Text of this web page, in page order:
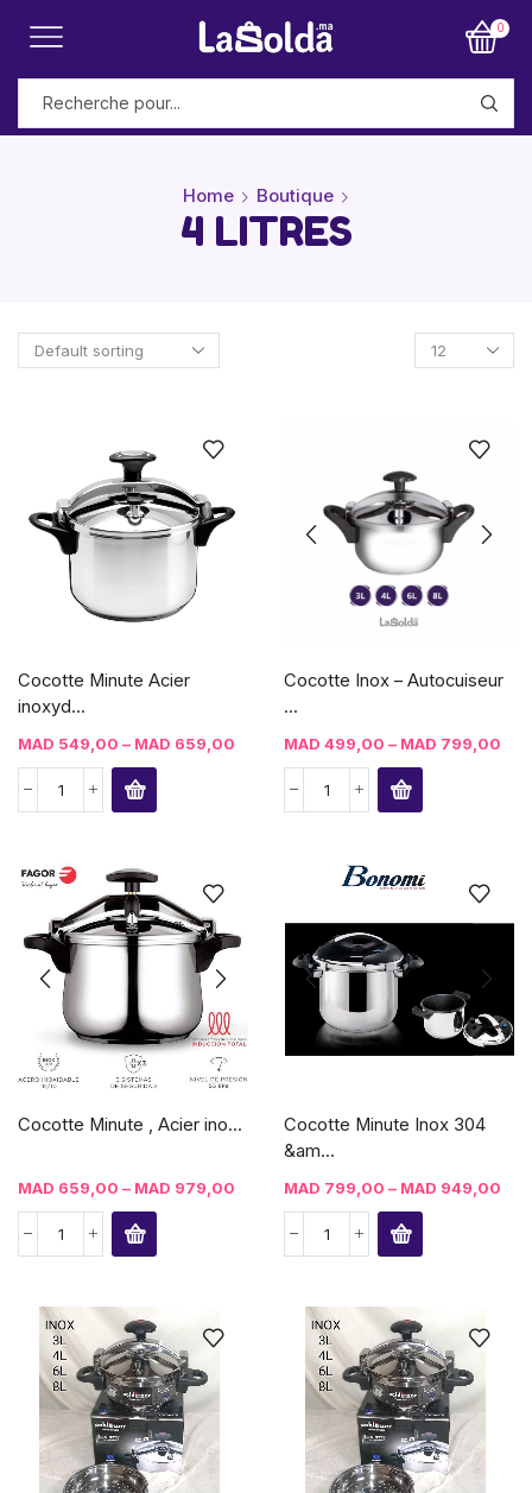
0
Home Boutique
4 LITRES
Cocotte Minute Acier
inoxyd...
MAD 549,00 – MAD 659,00
Cocotte Inox – Autocuiseur
...
MAD 499,00 – MAD 799,00
Cocotte Minute , Acier ino...
MAD 659,00 – MAD 979,00
Cocotte Minute Inox 304
&am...
MAD 799,00 – MAD 949,00